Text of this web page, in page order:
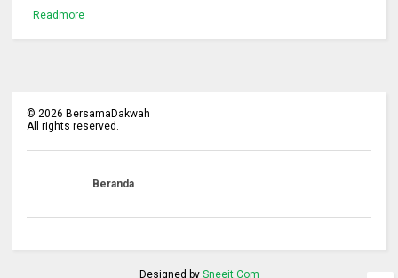
Readmore
© 2026 BersamaDakwah
All rights reserved.
Beranda
Designed by Sneeit.Com